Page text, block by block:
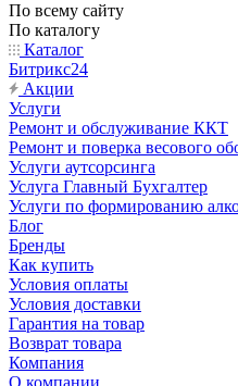
По всему сайту
По каталогу
Каталог
Битрикс24
Акции
Услуги
Ремонт и обслуживание ККТ
Ремонт и поверка весового
Услуги аутсорсинга
Услуга Главный Бухгалтер
Услуги по формированию
Блог
Бренды
Как купить
Условия оплаты
Условия доставки
Гарантия на товар
Возврат товара
Компания
О компании